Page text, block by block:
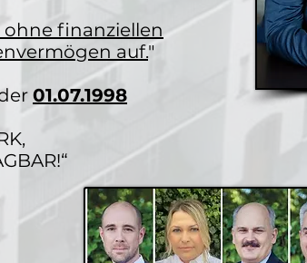
finanziellen
auf."
01.07.1998